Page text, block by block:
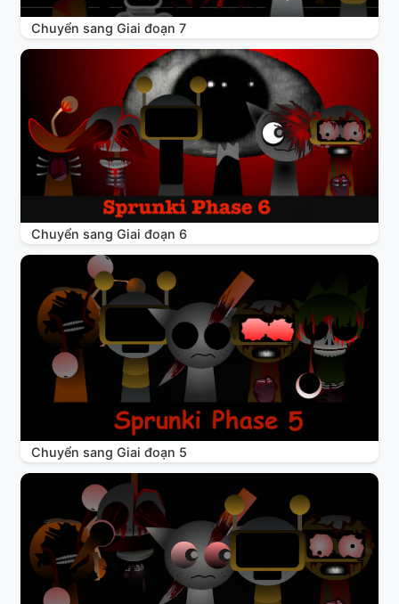
Chuyển sang Giai đoạn 7
Chuyển sang Giai đoạn 6
Chuyển sang Giai đoạn 5